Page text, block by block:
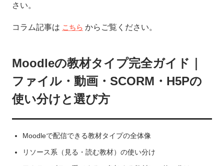
さい。
コラム記事は こちら からご覧ください。
Moodleの教材タイプ完全ガイド｜
ファイル・動画・SCORM・H5Pの
使い分けと選び方
Moodleで配信できる教材タイプの全体像
リソース系（見る・読む教材）の使い分け